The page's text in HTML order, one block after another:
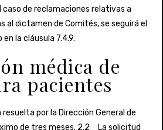
caso de reclamaciones relativas a
al dictamen de Comités, se seguirá el
la cláusula 7.4.9.
médica de
pacientes
por la Dirección General de
de tres meses. 2.2 La solicitud